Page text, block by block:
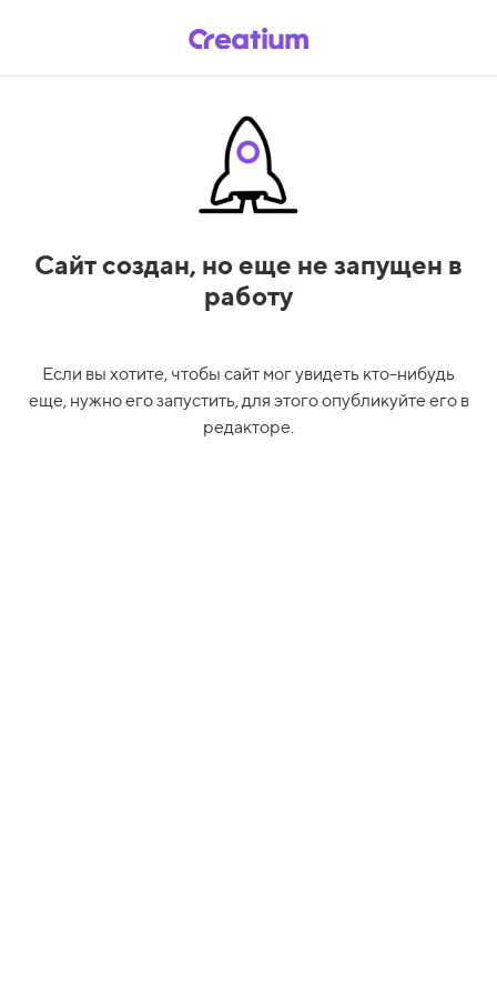
Сайт создан, но еще не запущен в
работу
Если вы хотите, чтобы сайт мог увидеть кто-нибудь
еще, нужно его запустить, для этого опубликуйте его в
редакторе.